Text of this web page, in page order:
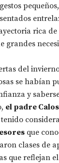
rica
grandes
del
se habían
y
el padre
que
clases de
que reflejan